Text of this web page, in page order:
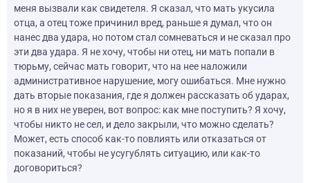
меня вызвали как свидетеля. Я сказал, что мать укусила
отца, а отец тоже причинил вред, раньше я думал, что он
нанес два удара, но потом стал сомневаться и не сказал про
эти два удара. Я не хочу, чтобы ни отец, ни мать попали в
тюрьму, сейчас мать говорит, что на нее наложили
административное нарушение, могу ошибаться. Мне нужно
дать вторые показания, где я должен рассказать об ударах,
но я в них не уверен, вот вопрос: как мне поступить? Я хочу,
чтобы никто не сел, и дело закрыли, что можно сделать?
Может, есть способ как-то повлиять или отказаться от
показаний, чтобы не усугублять ситуацию, или как-то
договориться?